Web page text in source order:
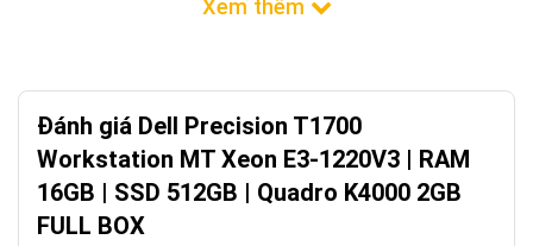
họa mượt mà trong tầm giá phổ thông.
Đánh giá Dell Precision T1700
Workstation MT Xeon E3-1220V3 | RAM
16GB | SSD 512GB | Quadro K4000 2GB
FULL BOX